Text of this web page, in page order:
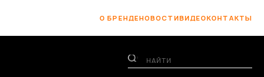
О БРЕНДЕНОВОСТИВИДЕОКОНТАКТЫ